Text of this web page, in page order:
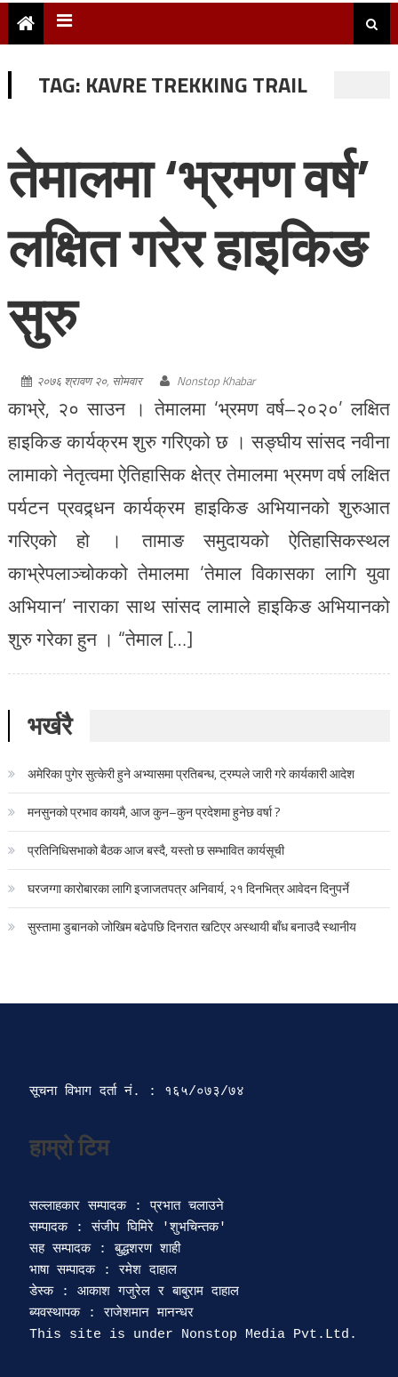
TAG: KAVRE TREKKING TRAIL
तेमालमा ‘भ्रमण वर्ष’
लक्षित गरेर हाइकिङ
सुरु
२०७६ श्रावण २०, सोमवार Nonstop Khabar
काभ्रे, २० साउन । तेमालमा ‘भ्रमण वर्ष–२०२०’ लक्षित
हाइकिङ कार्यक्रम शुरु गरिएको छ । सङ्घीय सांसद नवीना
लामाको नेतृत्वमा ऐतिहासिक क्षेत्र तेमालमा भ्रमण वर्ष लक्षित
पर्यटन प्रवद्र्धन कार्यक्रम हाइकिङ अभियानको शुरुआत
गरिएको हो । तामाङ समुदायको ऐतिहासिकस्थल
काभ्रेपलाञ्चोकको तेमालमा ‘तेमाल विकासका लागि युवा
अभियान’ नाराका साथ सांसद लामाले हाइकिङ अभियानको
शुरु गरेका हुन । “तेमाल […]
भर्खरै
अमेरिका पुगेर सुत्केरी हुने अभ्यासमा प्रतिबन्ध, ट्रम्पले जारी गरे कार्यकारी आदेश
मनसुनको प्रभाव कायमै, आज कुन–कुन प्रदेशमा हुनेछ वर्षा ?
प्रतिनिधिसभाको बैठक आज बस्दै, यस्तो छ सम्भावित कार्यसूची
घरजग्गा कारोबारका लागि इजाजतपत्र अनिवार्य, २१ दिनभित्र आवेदन दिनुपर्ने
सुस्तामा डुबानको जोखिम बढेपछि दिनरात खटिएर अस्थायी बाँध बनाउदै स्थानीय
सूचना विभाग दर्ता‍ नं. : १६५/०७३/७४
हाम्रो टिम
सल्लाहकार सम्पादक : प्रभात चलाउने
सम्पादक : संजीप घिमिरे 'शुभचिन्तक'
सह सम्पादक : बुद्धशरण शाही
भाषा सम्पादक : रमेश दाहाल
डेस्क : आकाश गजुरेल र बाबुराम दाहाल
ब्यवस्थापक : राजेशमान मानन्धर